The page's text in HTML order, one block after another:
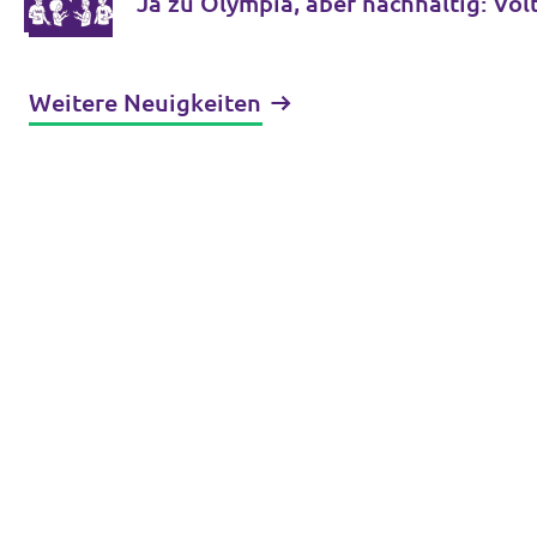
Weitere Neuigkeiten